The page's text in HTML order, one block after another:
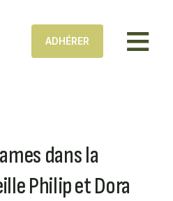
ADHÉRER
dans la
Philip et Dora